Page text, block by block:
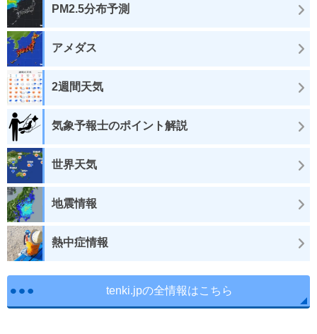
PM2.5分布予測
アメダス
2週間天気
気象予報士のポイント解説
世界天気
地震情報
熱中症情報
tenki.jpの全情報はこちら